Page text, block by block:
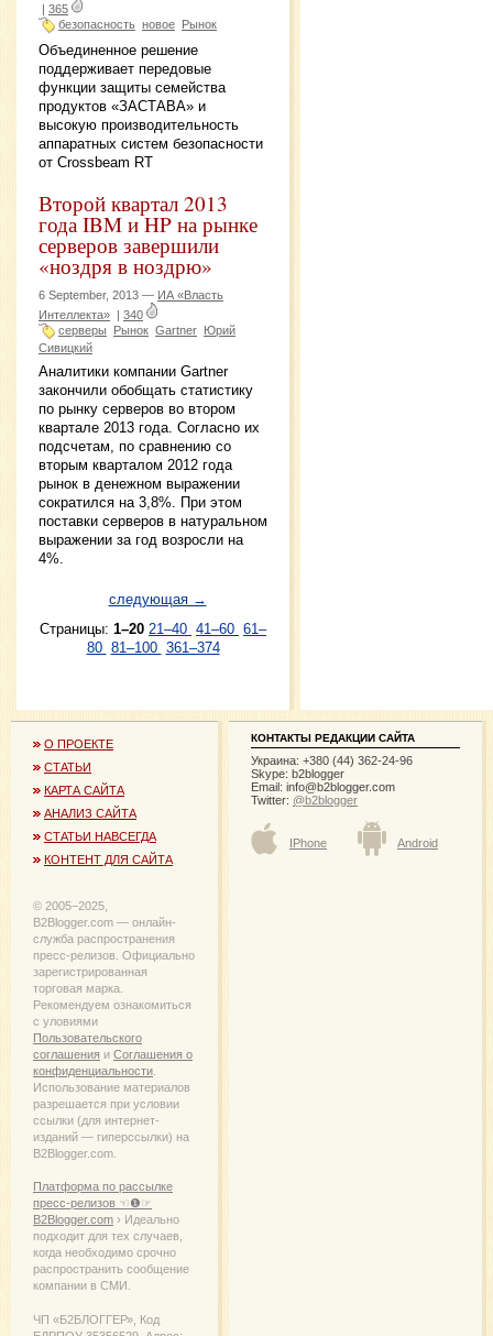
| 365
безопасность новое Рынок
Объединенное решение
поддерживает передовые
функции защиты семейства
продуктов «ЗАСТАВА» и
высокую производительность
аппаратных систем безопасности
от Crossbeam RT
Второй квартал 2013
года IBM и HP на рынке
серверов завершили
«ноздря в ноздрю»
6 September, 2013 — ИА «Власть
Интеллекта» | 340
серверы
Рынок Gartner Юрий
Сивицкий
Аналитики компании Gartner
закончили обобщать статистику
по рынку серверов во втором
квартале 2013 года. Согласно их
подсчетам, по сравнению со
вторым кварталом 2012 года
рынок в денежном выражении
сократился на 3,8%. При этом
поставки серверов в натуральном
выражении за год возросли на
4%.
следующая →
Страницы: 1–20 21–40 41–60 61–
80 81–100 361–374
О ПРОЕКТЕ
СТАТЬИ
КАРТА САЙТА
АНАЛИЗ САЙТА
СТАТЬИ НАВСЕГДА
КОНТЕНТ ДЛЯ САЙТА
© 2005−2025,
B2Blogger.com — онлайн-
служба распространения
пресс-релизов. Официально
зарегистрированная
торговая марка.
Рекомендуем ознакомиться
с уловиями
Пользовательского
соглашения и Соглашения о
конфиденциальности
Использование материалов
разрешается при условии
ссылки (для интернет-
изданий — гиперссылки) на
B2Blogger.com.
Платформа по рассылке
пресс-релизов ☜❶☞
B2Blogger.com › Идеально
подходит для тех случаев,
когда необходимо срочно
распространить сообщение
компании в СМИ.
ЧП «Б2БЛОГГЕР», Код
КОНТАКТЫ РЕДАКЦИИ САЙТА
Украина: +380 (44) 362-24-96
Skype: b2blogger
Email: info@b2blogger.com
Twitter: @b2blogger
IPhone Android